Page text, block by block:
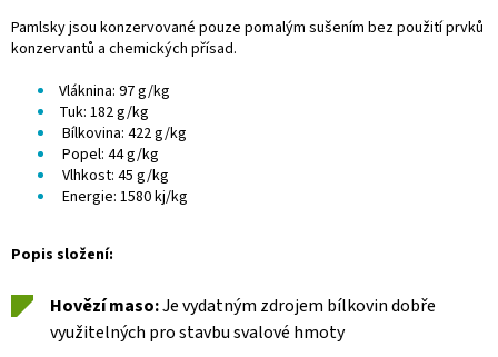
Pamlsky jsou konzervované pouze pomalým sušením bez použití prvků
konzervantů a chemických přísad.
Vláknina: 97 g/kg
Tuk: 182 g/kg
Bílkovina: 422 g/kg
Popel: 44 g/kg
Vlhkost: 45 g/kg
Energie: 1580 kj/kg
Popis složení:
Hovězí maso:Je vydatným zdrojem bílkovin dobře
využitelných pro stavbu svalové hmoty